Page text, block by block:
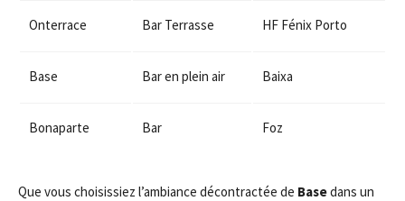
Onterrace Bar Terrasse HF Fénix Porto
Base Bar en plein air Baixa
Bonaparte Bar Foz
Que vous choisissiez l’ambiance décontractée de Basedans un